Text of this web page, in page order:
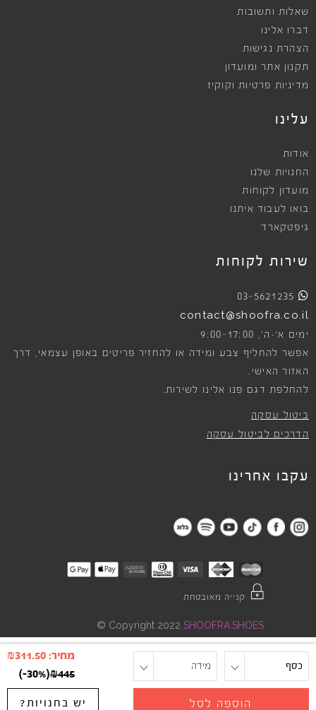
כסף מידה
מחיר: ₪311.50
₪445
(
-30%
)
הוספה לסל יש בחנויות?
שאלות ותשובות
דברו אלינו
הצהרת נגישות
תקנון אתר ומועדון
מדיניות פרטיות וקוקיז
עלינו
אודות
החנויות שלנו
מועדון לקוחות
בואו לעבוד איתנו
גיפטקארד
שירות לקוחות
03-5621235
contact@shoofra.co.il
ימים א׳-ה׳, 9:00-17:00
אפשר להחליף צבע ומידה או להחזיר פריטים באופן עצמאי, דרך
האזור האישי.
להחלפת דגם פנו אלינו לשירות.
ביטול עסקה
הדרכים לביטול עסקה
עקבו אחרינו
קנייה מאובטחת
Copyright 2022 SHOOFRA.SHOES
©